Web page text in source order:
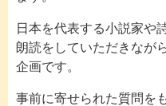
日本を代表する小説家や
朗読をしていただきなが
企画です。
事前に寄せられた質問を